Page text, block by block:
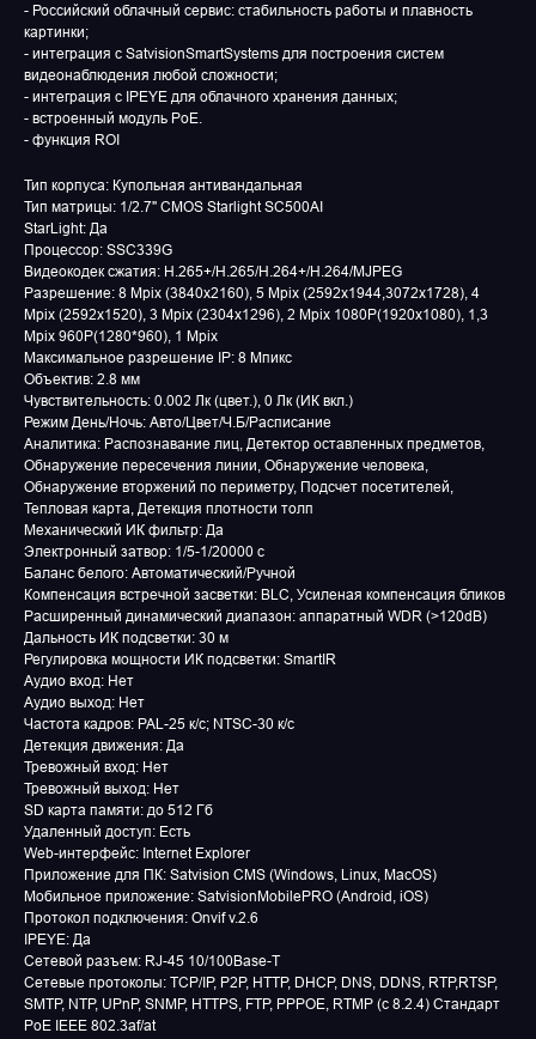
- Российский облачный сервис: стабильность работы и плавность
картинки;
- интеграция с SatvisionSmartSystems для построения систем
видеонаблюдения любой сложности;
- интеграция с IPEYE для облачного хранения данных;
- встроенный модуль PoE.
- функция ROI
Тип корпуса: Купольная антивандальная
Тип матрицы: 1/2.7" CMOS Starlight SC500AI
StarLight: Да
Процессор: SSC339G
Видеокодек сжатия: H.265+/H.265/H.264+/H.264/MJPEG
Разрешение: 8 Mpix (3840x2160), 5 Mpix (2592x1944,3072x1728), 4
Mpix (2592x1520), 3 Mpix (2304x1296), 2 Mpix 1080P(1920x1080), 1,3
Mpix 960P(1280*960), 1 Mpix
Максимальное разрешение IP: 8 Мпикс
Объектив: 2.8 мм
Чувствительность: 0.002 Лк (цвет.), 0 Лк (ИК вкл.)
Режим День/Ночь: Авто/Цвет/Ч.Б/Расписание
Аналитика: Распознавание лиц, Детектор оставленных предметов,
Обнаружение пересечения линии, Обнаружение человека,
Обнаружение вторжений по периметру, Подсчет посетителей,
Тепловая карта, Детекция плотности толп
Механический ИК фильтр: Да
Электронный затвор: 1/5-1/20000 c
Баланс белого: Автоматический/Ручной
Компенсация встречной засветки: BLC, Усиленая компенсация бликов
Расширенный динамический диапазон: аппаратный WDR (>120dB)
Дальность ИК подсветки: 30 м
Регулировка мощности ИК подсветки: SmartIR
Аудио вход: Нет
Аудио выход: Нет
Частота кадров: PAL-25 к/с; NTSC-30 к/с
Детекция движения: Да
Тревожный вход: Нет
Тревожный выход: Нет
SD карта памяти: до 512 Гб
Удаленный доступ: Есть
Web-интерфейс: Internet Explorer
Приложение для ПК: Satvision CMS (Windows, Linux, MacOS)
Мобильное приложение: SatvisionMobilePRO (Android, iOS)
Протокол подключения: Onvif v.2.6
IPEYE: Да
Сетевой разъем: RJ-45 10/100Base-T
Сетевые протоколы: TCP/IP, P2P, HTTP, DHCP, DNS, DDNS, RTP,RTSP,
SMTP, NTP, UPnP, SNMP, HTTPS, FTP, PPPOE, RTMP (c 8.2.4) Стандарт
PoE IEEE 802.3af/at